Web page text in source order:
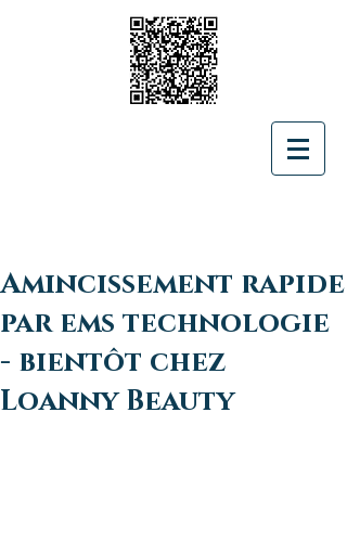
Amincissement rapide
par ems technologie
- bientôt chez
Loanny Beauty